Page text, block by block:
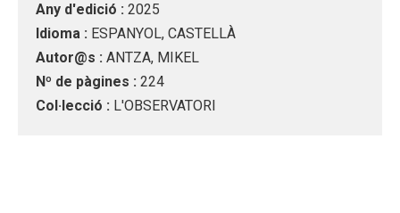
Any d'edició : 2025
Idioma : ESPANYOL, CASTELLÀ
Autor@s : ANTZA, MIKEL
Nº de pàgines : 224
Col·lecció : L'OBSERVATORI